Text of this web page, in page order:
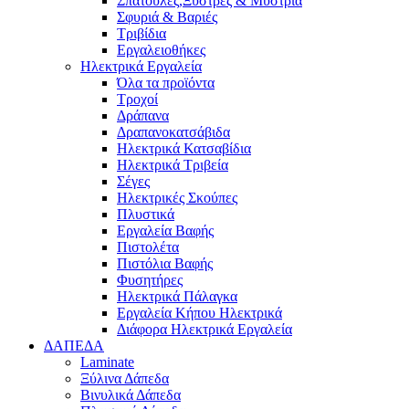
Σφυριά & Βαριές
Τριβίδια
Εργαλειοθήκες
Ηλεκτρικά Εργαλεία
Όλα τα προϊόντα
Τροχοί
Δράπανα
Δραπανοκατσάβιδα
Ηλεκτρικά Κατσαβίδια
Ηλεκτρικά Τριβεία
Σέγες
Ηλεκτρικές Σκούπες
Πλυστικά
Εργαλεία Βαφής
Πιστολέτα
Πιστόλια Βαφής
Φυσητήρες
Ηλεκτρικά Πάλαγκα
Εργαλεία Κήπου Ηλεκτρικά
Διάφορα Ηλεκτρικά Εργαλεία
ΔΑΠΕΔΑ
Laminate
Ξύλινα Δάπεδα
Βινυλικά Δάπεδα